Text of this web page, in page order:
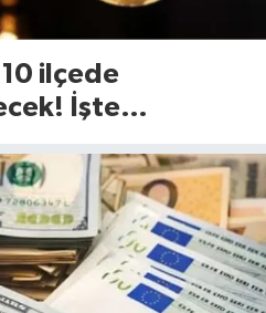
ilçede
İşte